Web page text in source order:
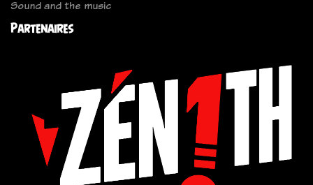
Sound and the music
Partenaires